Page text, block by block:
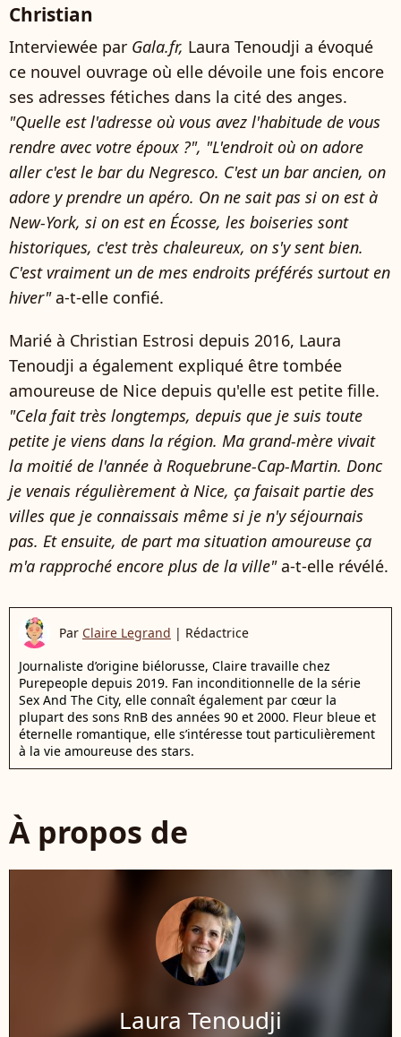
Christian
Interviewée par Gala.fr, Laura Tenoudji a évoqué
ce nouvel ouvrage où elle dévoile une fois encore
ses adresses fétiches dans la cité des anges.
"Quelle est l'adresse où vous avez l'habitude de vous
rendre avec votre époux ?", "L'endroit où on adore
aller c'est le bar du Negresco. C'est un bar ancien, on
adore y prendre un apéro. On ne sait pas si on est à
New-York, si on est en Écosse, les boiseries sont
historiques, c'est très chaleureux, on s'y sent bien.
C'est vraiment un de mes endroits préférés surtout en
hiver"a-t-elle confié.
Marié à Christian Estrosi depuis 2016, Laura
Tenoudji a également expliqué être tombée
amoureuse de Nice depuis qu'elle est petite fille.
"Cela fait très longtemps, depuis que je suis toute
petite je viens dans la région. Ma grand-mère vivait
la moitié de l'année à Roquebrune-Cap-Martin. Donc
je venais régulièrement à Nice, ça faisait partie des
villes que je connaissais même si je n'y séjournais
pas. Et ensuite, de part ma situation amoureuse ça
m'a rapproché encore plus de la ville"a-t-elle révélé.
Par Claire Legrand | Rédactrice
Journaliste d’origine biélorusse, Claire travaille chez
Purepeople depuis 2019. Fan inconditionnelle de la série
Sex And The City, elle connaît également par cœur la
plupart des sons RnB des années 90 et 2000. Fleur bleue et
éternelle romantique, elle s’intéresse tout particulièrement
à la vie amoureuse des stars.
À propos de
Laura Tenoudji